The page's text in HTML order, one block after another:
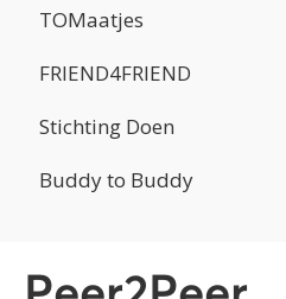
TOMaatjes
FRIEND4FRIEND
Stichting Doen
Buddy to Buddy